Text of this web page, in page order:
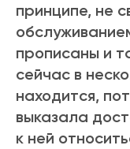
принципе, не
прописаны и
сейчас в
находится,
выказала
к ней